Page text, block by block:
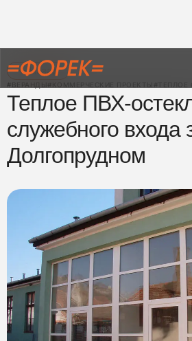
← Назад
#ВЕРАНДЫ #КОММЕРЧЕСКИЕ ПРОЕКТЫ #ТЕПЛОЕ
Теплое ПВХ-
служебного входа
Долгопрудном